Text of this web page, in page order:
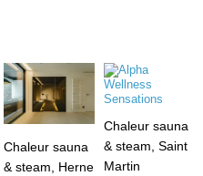
Chaleur sauna
& steam, Herne
Chaleur sauna
& steam, Saint
Martin